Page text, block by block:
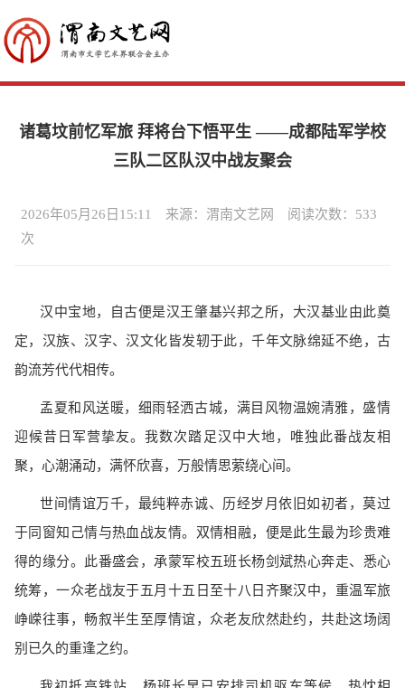
诸葛坟前忆军旅 拜将台下悟平生 ——成都陆军学校
三队二区队汉中战友聚会
2026年05月26日15:11 来源：渭南文艺网 阅读次数： 533
次
汉中宝地，自古便是汉王肇基兴邦之所，大汉基业由此奠
定，汉族、汉字、汉文化皆发轫于此，千年文脉绵延不绝，古
韵流芳代代相传。
孟夏和风送暖，细雨轻洒古城，满目风物温婉清雅，盛情
迎候昔日军营挚友。我数次踏足汉中大地，唯独此番战友相
聚，心潮涌动，满怀欣喜，万般情思萦绕心间。
世间情谊万千，最纯粹赤诚、历经岁月依旧如初者，莫过
于同窗知己情与热血战友情。双情相融，便是此生最为珍贵难
得的缘分。此番盛会，承蒙军校五班长杨剑斌热心奔走、悉心
统筹，一众老战友于五月十五日至十八日齐聚汉中，重温军旅
峥嵘往事，畅叙半生至厚情谊，众老友欣然赴约，共赴这场阔
别已久的重逢之约。